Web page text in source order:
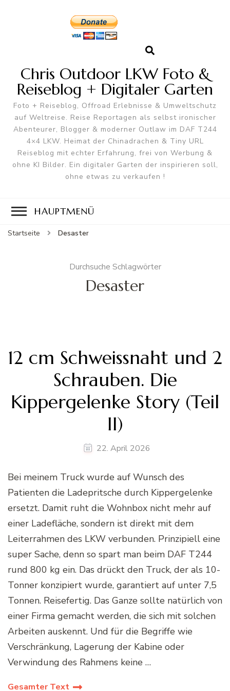
Chris Outdoor LKW Foto &
Reiseblog + Digitaler Garten
Foto + Reiseblog, Offroad Erlebnisse & Umweltschutz
auf Weltreise. Reise Reportagen als selbst ironischer
Abenteurer, Blogger & moderner Outlaw im DAF T244
4×4 LKW. Heimat der Chinadrachen & Tiny URL
Reiseblog mit echter Erfahrung, frei von Werbung &
ohne KI Bilder. Ein digitaler Garten der inspirieren soll,
ohne etwas zu verkaufen !
HAUPTMENÜ
Startseite Desaster
Durchsuche Schlagwörter
Desaster
12 cm Schweissnaht und 2
Schrauben. Die
Kippergelenke Story (Teil
II)
22. April 2026
Bei meinem Truck wurde auf Wunsch des
Patienten die Ladepritsche durch Kippergelenke
ersetzt. Damit ruht die Wohnbox nicht mehr auf
einer Ladefläche, sondern ist direkt mit dem
Leiterrahmen des LKW verbunden. Prinzipiell eine
super Sache, denn so spart man beim DAF T244
rund 800 kg ein. Das drückt den Truck, der als 10-
Tonner konzipiert wurde, garantiert auf unter 7,5
Tonnen. Reisefertig. Das Ganze sollte natürlich von
einer Firma gemacht werden, die sich mit solchen
Arbeiten auskennt. Und für die Begriffe wie
Verschränkung, Lagerung der Kabine oder
Verwindung des Rahmens keine …
Gesamter Text